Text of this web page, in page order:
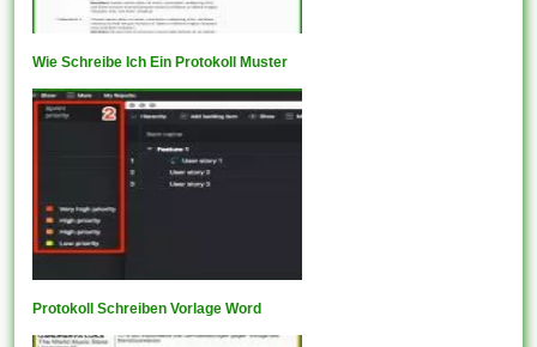
Wie Schreibe Ich Ein Protokoll Muster
Protokoll Schreiben Vorlage Word